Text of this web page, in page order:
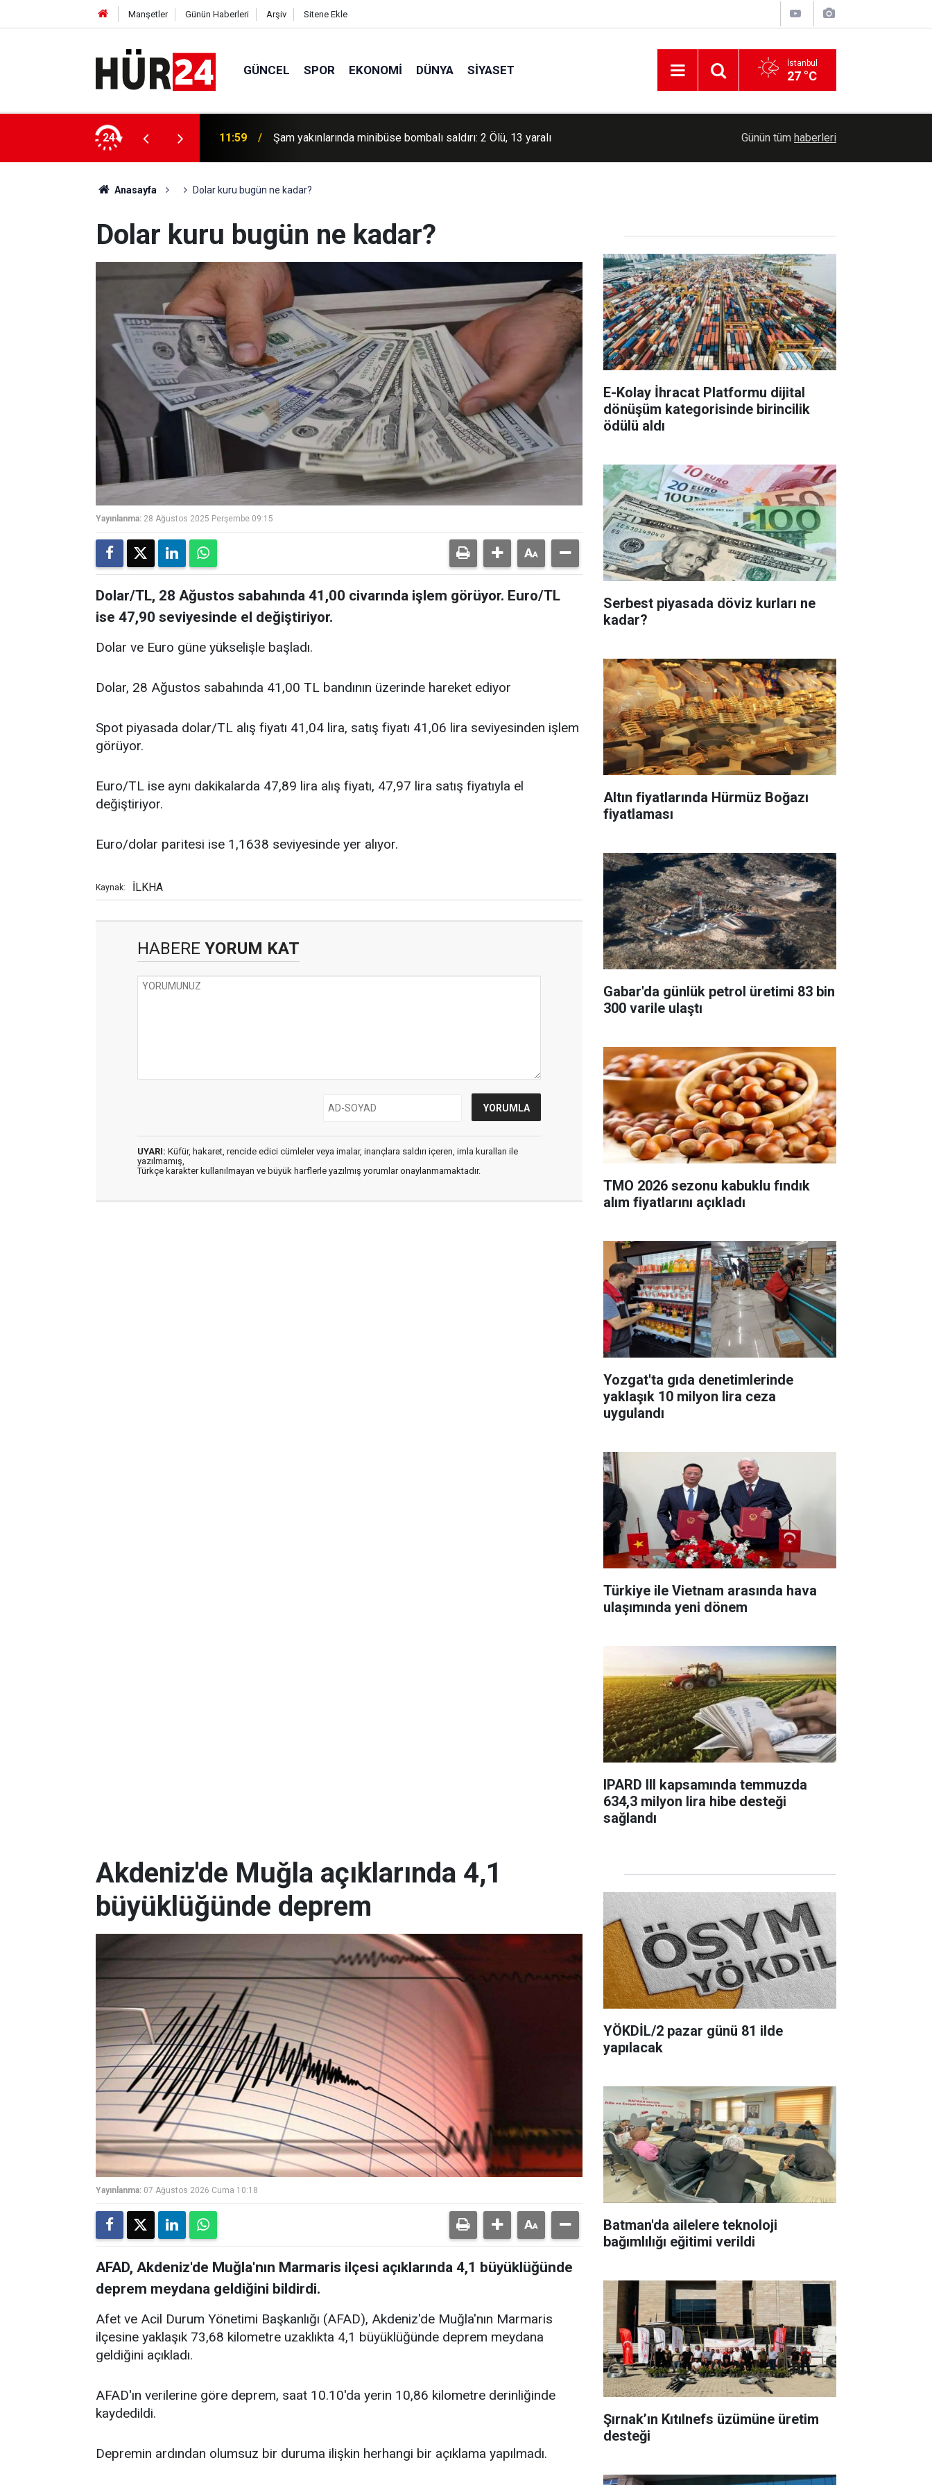
Manşetler Günün Haberleri Arşiv Sitene Ekle
GÜNCEL SPOR EKONOMI DÜNYA SIYASET İstanbul
27 °C
24
saldırı: 2 Ölü, 13 yaralı 11:58 Yunanistan'da Batı Nil Virüsü alarmı: Vaka sayıları artıyor Batman'da ailelere teknoloji bağımlılığı eğitimi
Günün tüm haberleri
Anasayfa Dolar kuru bugün ne kadar?
Dolar kuru bugün ne kadar?
Yayınlanma: 28 Ağustos 2025 Perşembe 09:15
Dolar/TL, 28 Ağustos sabahında 41,00 civarında işlem görüyor. Euro/TL
ise 47,90 seviyesinde el değiştiriyor.
Dolar ve Euro güne yükselişle başladı.
Dolar, 28 Ağustos sabahında 41,00 TL bandının üzerinde hareket ediyor
Spot piyasada dolar/TL alış fiyatı 41,04 lira, satış fiyatı 41,06 lira seviyesinden işlem
görüyor.
Euro/TL ise aynı dakikalarda 47,89 lira alış fiyatı, 47,97 lira satış fiyatıyla el
değiştiriyor.
Euro/dolar paritesi ise 1,1638 seviyesinde yer alıyor.
Kaynak: İLKHA
HABERE YORUM KAT
UYARI: Küfür, hakaret, rencide edici cümleler veya imalar, inançlara saldırı içeren, imla kuralları ile
yazılmamış,
Türkçe karakter kullanılmayan ve büyük harflerle yazılmış yorumlar onaylanmamaktadır.
E-Kolay İhracat Platformu dijital
dönüşüm kategorisinde birincilik
ödülü aldı
Serbest piyasada döviz kurları ne
kadar?
Altın fiyatlarında Hürmüz Boğazı
fiyatlaması
Gabar'da günlük petrol üretimi 83 bin
300 varile ulaştı
TMO 2026 sezonu kabuklu fındık
alım fiyatlarını açıkladı
Yozgat'ta gıda denetimlerinde
yaklaşık 10 milyon lira ceza
uygulandı
Türkiye ile Vietnam arasında hava
ulaşımında yeni dönem
IPARD III kapsamında temmuzda
634,3 milyon lira hibe desteği
sağlandı
Akdeniz'de Muğla açıklarında 4,1
büyüklüğünde deprem
Yayınlanma: 07 Ağustos 2026 Cuma 10:18
AFAD, Akdeniz'de Muğla'nın Marmaris ilçesi açıklarında 4,1 büyüklüğünde
deprem meydana geldiğini bildirdi.
Afet ve Acil Durum Yönetimi Başkanlığı (AFAD), Akdeniz'de Muğla'nın Marmaris
ilçesine yaklaşık 73,68 kilometre uzaklıkta 4,1 büyüklüğünde deprem meydana
geldiğini açıkladı.
AFAD'ın verilerine göre deprem, saat 10.10'da yerin 10,86 kilometre derinliğinde
kaydedildi.
Depremin ardından olumsuz bir duruma ilişkin herhangi bir açıklama yapılmadı.
YÖKDİL/2 pazar günü 81 ilde
yapılacak
Batman'da ailelere teknoloji
bağımlılığı eğitimi verildi
Şırnak’ın Kıtılnefs üzümüne üretim
desteği